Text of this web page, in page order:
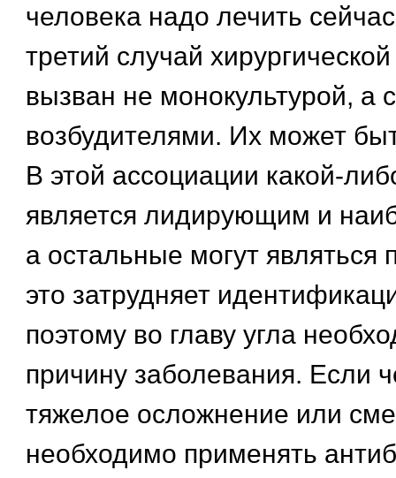
человека надо лечить
третий случай
вызван не монокультурой, а
возбудителями. Их может
В этой ассоциации какой-
является лидирующим и
а остальные могут являться
это затрудняет
поэтому во главу угла
причину заболевания. Если
тяжелое осложнение или
необходимо применять